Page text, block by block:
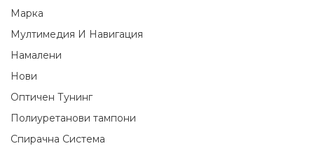
Марка
Мултимедия И Навигация
Намалени
Нови
Оптичен Тунинг
Полиуретанови тампони
Спирачна Система